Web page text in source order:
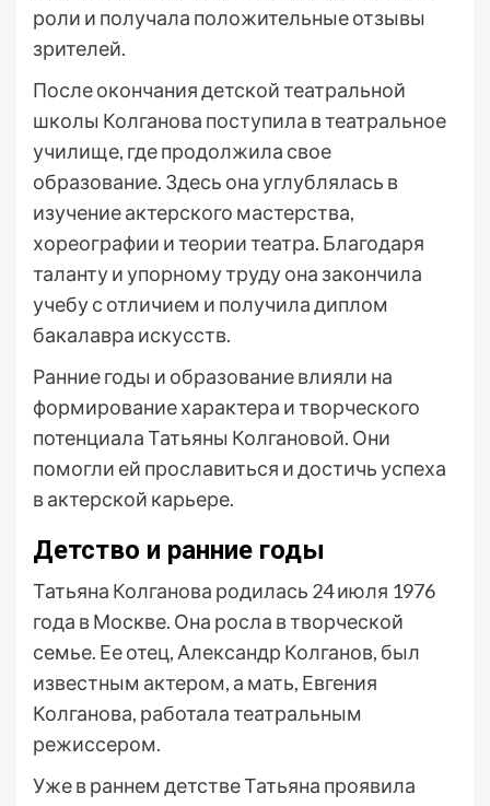
роли и получала положительные отзывы
зрителей.
После окончания детской театральной
школы Колганова поступила в театральное
училище, где продолжила свое
образование. Здесь она углублялась в
изучение актерского мастерства,
хореографии и теории театра. Благодаря
таланту и упорному труду она закончила
учебу с отличием и получила диплом
бакалавра искусств.
Ранние годы и образование влияли на
формирование характера и творческого
потенциала Татьяны Колгановой. Они
помогли ей прославиться и достичь успеха
в актерской карьере.
Детство и ранние годы
Татьяна Колганова родилась 24 июля 1976
года в Москве. Она росла в творческой
семье. Ее отец, Александр Колганов, был
известным актером, а мать, Евгения
Колганова, работала театральным
режиссером.
Уже в раннем детстве Татьяна проявила